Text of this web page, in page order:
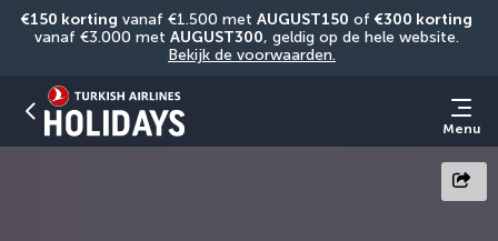
€150 korting vanaf €1.500 met AUGUST150 of €300 korting
vanaf €3.000 met AUGUST300
Bekijk de voorwaarden.
Menu